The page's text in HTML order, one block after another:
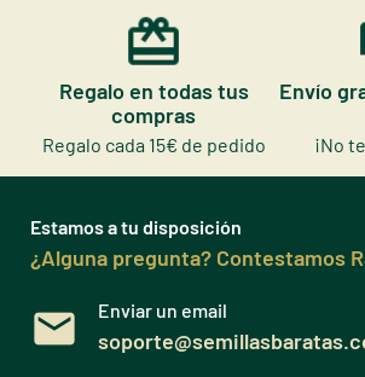
Regalo en todas tus
compras
Regalo cada 15€ de pedido
Envío
¡No
Estamos a tu disposición
¿Alguna pregunta? Contestamos
Enviar un email